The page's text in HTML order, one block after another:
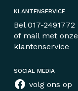
KLANTENSERVICE
Bel 017-2491772
of mail met onze
klantenservice
SOCIAL MEDIA
volg ons op